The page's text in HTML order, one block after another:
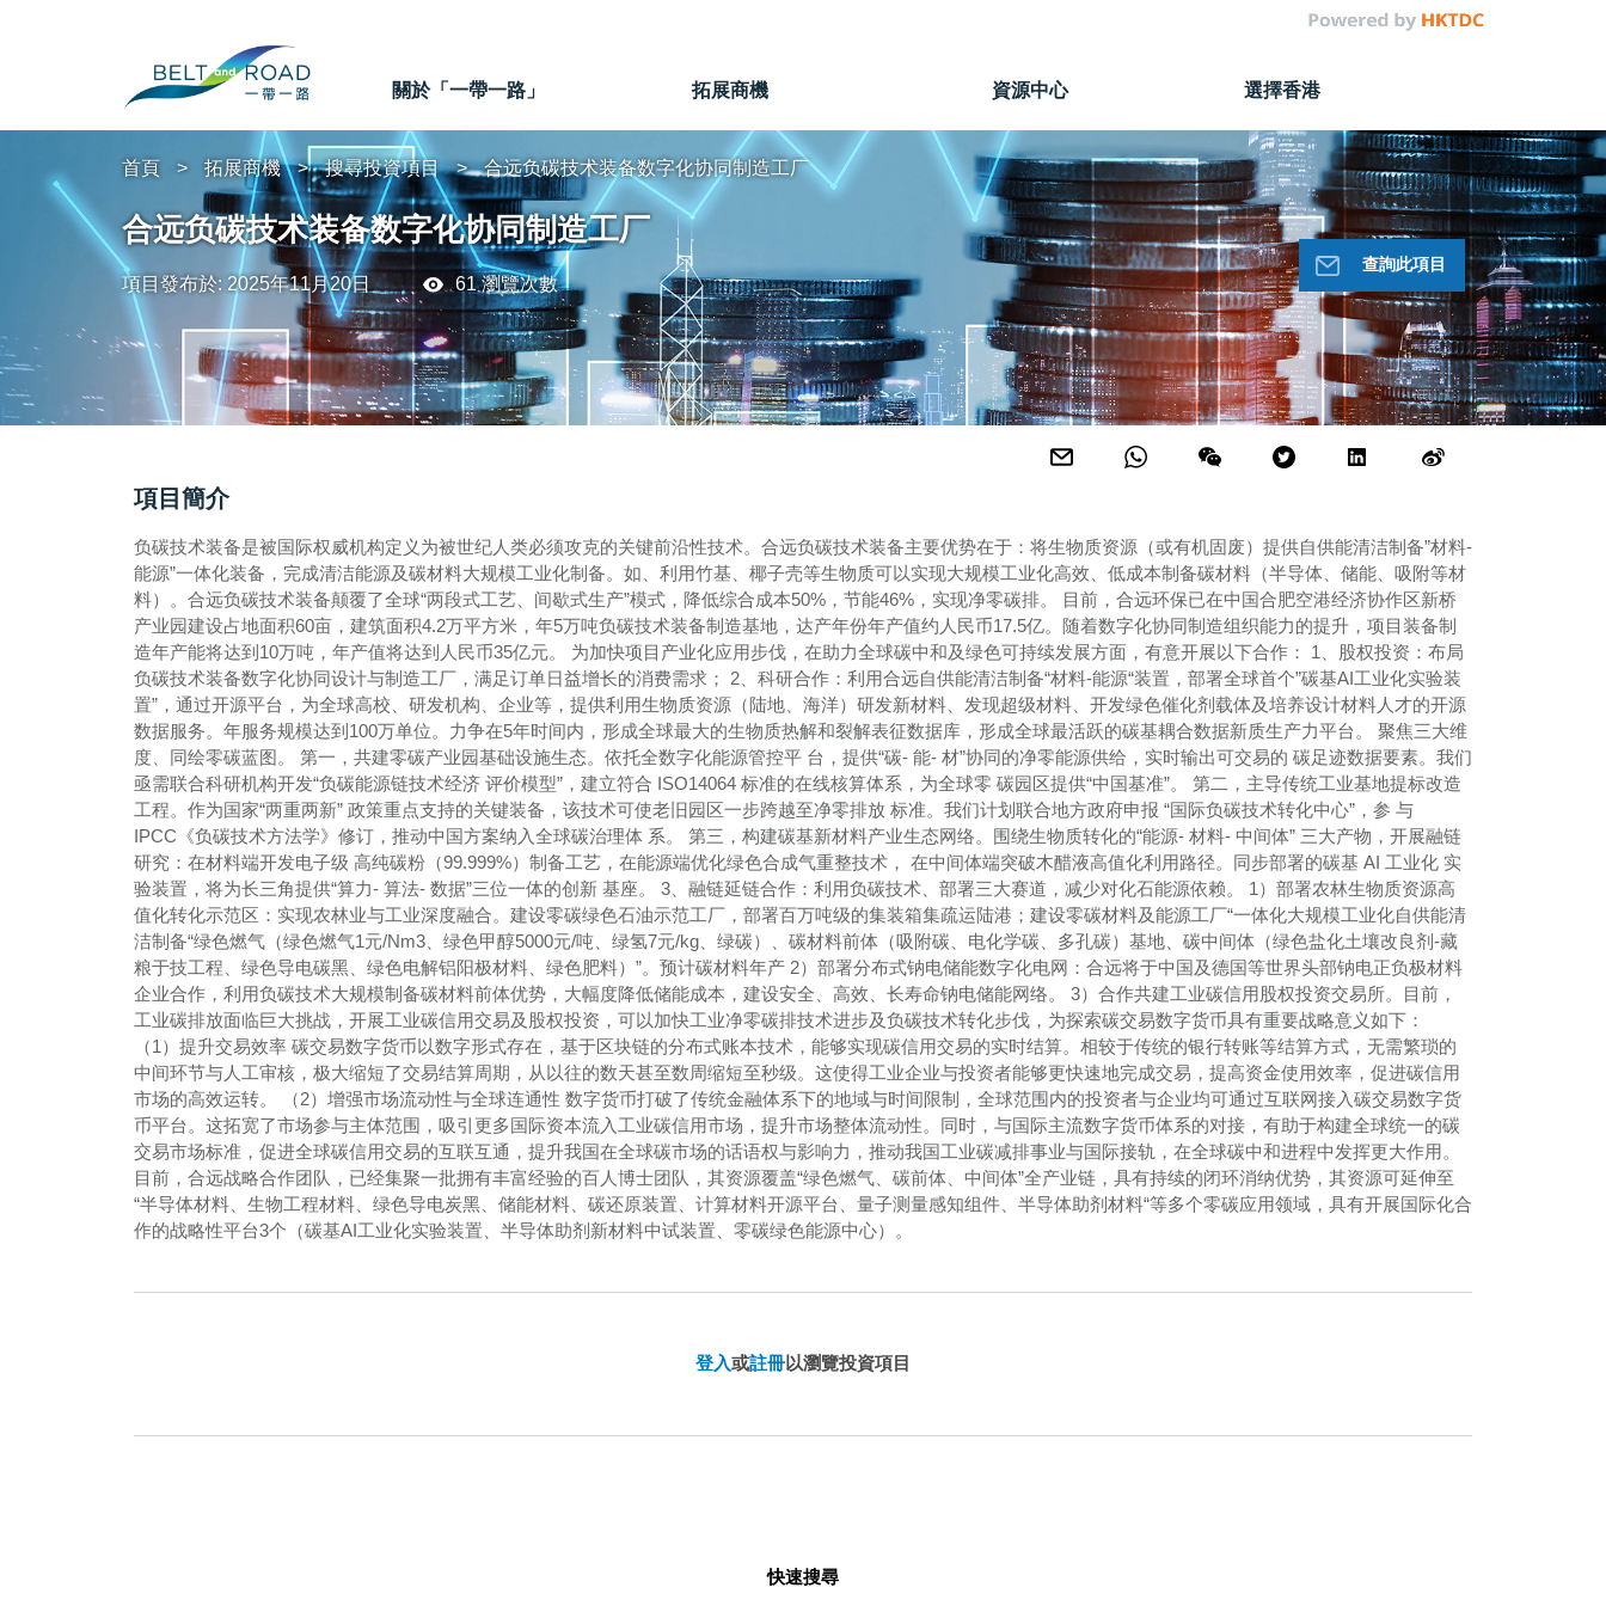
關於「一帶一路」 拓展商機 資源中心 選擇香港
首頁 拓展商機 搜尋投資項目 合远负碳技术装备数字化协同制造工厂
合远负碳技术装备数字化协同制造工厂
項目發布於: 2025年11月20日 61 瀏覽次數
查詢此項目
項目簡介
负碳技术装备是被国际权威机构定义为被世纪人类必须攻克的关键前沿性技术。合远负碳技术装备主要优势在于：将生物质资源（或有机固废）提供自供能清洁制备”材料-
能源”一体化装备，完成清洁能源及碳材料大规模工业化制备。如、利用竹基、椰子壳等生物质可以实现大规模工业化高效、低成本制备碳材料（半导体、储能、吸附等材
料）。合远负碳技术装备颠覆了全球“两段式工艺、间歇式生产”模式，降低综合成本50%，节能46%，实现净零碳排。 目前，合远环保已在中国合肥空港经济协作区新桥
产业园建设占地面积60亩，建筑面积4.2万平方米，年5万吨负碳技术装备制造基地，达产年份年产值约人民币17.5亿。随着数字化协同制造组织能力的提升，项目装备制
造年产能将达到10万吨，年产值将达到人民币35亿元。 为加快项目产业化应用步伐，在助力全球碳中和及绿色可持续发展方面，有意开展以下合作： 1、股权投资：布局
负碳技术装备数字化协同设计与制造工厂，满足订单日益增长的消费需求； 2、科研合作：利用合远自供能清洁制备“材料-能源“装置，部署全球首个”碳基AI工业化实验装
置”，通过开源平台，为全球高校、研发机构、企业等，提供利用生物质资源（陆地、海洋）研发新材料、发现超级材料、开发绿色催化剂载体及培养设计材料人才的开源
数据服务。年服务规模达到100万单位。力争在5年时间内，形成全球最大的生物质热解和裂解表征数据库，形成全球最活跃的碳基耦合数据新质生产力平台。 聚焦三大维
度、同绘零碳蓝图。 第一，共建零碳产业园基础设施生态。依托全数字化能源管控平 台，提供“碳- 能- 材”协同的净零能源供给，实时输出可交易的 碳足迹数据要素。我们
亟需联合科研机构开发“负碳能源链技术经济 评价模型”，建立符合 ISO14064 标准的在线核算体系，为全球零 碳园区提供“中国基准”。 第二，主导传统工业基地提标改造
工程。作为国家“两重两新” 政策重点支持的关键装备，该技术可使老旧园区一步跨越至净零排放 标准。我们计划联合地方政府申报 “国际负碳技术转化中心”，参 与
IPCC《负碳技术方法学》修订，推动中国方案纳入全球碳治理体 系。 第三，构建碳基新材料产业生态网络。围绕生物质转化的“能源- 材料- 中间体” 三大产物，开展融链
研究：在材料端开发电子级 高纯碳粉（99.999%）制备工艺，在能源端优化绿色合成气重整技术， 在中间体端突破木醋液高值化利用路径。同步部署的碳基 AI 工业化 实
验装置，将为长三角提供“算力- 算法- 数据”三位一体的创新 基座。 3、融链延链合作：利用负碳技术、部署三大赛道，减少对化石能源依赖。 1）部署农林生物质资源高
值化转化示范区：实现农林业与工业深度融合。建设零碳绿色石油示范工厂，部署百万吨级的集装箱集疏运陆港；建设零碳材料及能源工厂“一体化大规模工业化自供能清
洁制备“绿色燃气（绿色燃气1元/Nm3、绿色甲醇5000元/吨、绿氢7元/kg、绿碳）、碳材料前体（吸附碳、电化学碳、多孔碳）基地、碳中间体（绿色盐化土壤改良剂-藏
粮于技工程、绿色导电碳黑、绿色电解铝阳极材料、绿色肥料）”。预计碳材料年产 2）部署分布式钠电储能数字化电网：合远将于中国及德国等世界头部钠电正负极材料
企业合作，利用负碳技术大规模制备碳材料前体优势，大幅度降低储能成本，建设安全、高效、长寿命钠电储能网络。 3）合作共建工业碳信用股权投资交易所。目前，
工业碳排放面临巨大挑战，开展工业碳信用交易及股权投资，可以加快工业净零碳排技术进步及负碳技术转化步伐，为探索碳交易数字货币具有重要战略意义如下：
（1）提升交易效率 碳交易数字货币以数字形式存在，基于区块链的分布式账本技术，能够实现碳信用交易的实时结算。相较于传统的银行转账等结算方式，无需繁琐的
中间环节与人工审核，极大缩短了交易结算周期，从以往的数天甚至数周缩短至秒级。这使得工业企业与投资者能够更快速地完成交易，提高资金使用效率，促进碳信用
市场的高效运转。 （2）增强市场流动性与全球连通性 数字货币打破了传统金融体系下的地域与时间限制，全球范围内的投资者与企业均可通过互联网接入碳交易数字货
币平台。这拓宽了市场参与主体范围，吸引更多国际资本流入工业碳信用市场，提升市场整体流动性。同时，与国际主流数字货币体系的对接，有助于构建全球统一的碳
交易市场标准，促进全球碳信用交易的互联互通，提升我国在全球碳市场的话语权与影响力，推动我国工业碳减排事业与国际接轨，在全球碳中和进程中发挥更大作用。
目前，合远战略合作团队，已经集聚一批拥有丰富经验的百人博士团队，其资源覆盖“绿色燃气、碳前体、中间体”全产业链，具有持续的闭环消纳优势，其资源可延伸至
“半导体材料、生物工程材料、绿色导电炭黑、储能材料、碳还原装置、计算材料开源平台、量子测量感知组件、半导体助剂材料“等多个零碳应用领域，具有开展国际化合
作的战略性平台3个（碳基AI工业化实验装置、半导体助剂新材料中试装置、零碳绿色能源中心）。
登入或註冊以瀏覽投資項目
快速搜尋